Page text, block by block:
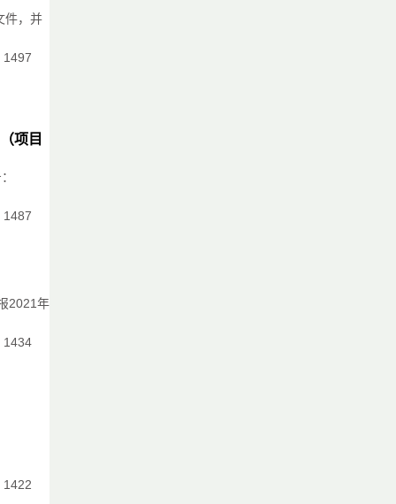
件，并
1497
项目
1487
2021年
1434
1422